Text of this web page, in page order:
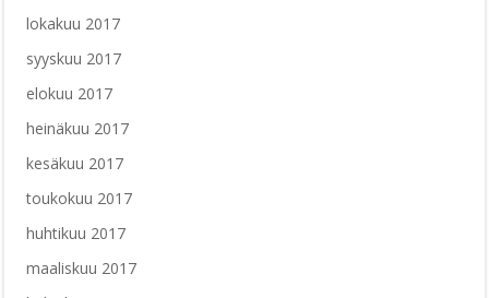
lokakuu 2017
syyskuu 2017
elokuu 2017
heinäkuu 2017
kesäkuu 2017
toukokuu 2017
huhtikuu 2017
maaliskuu 2017